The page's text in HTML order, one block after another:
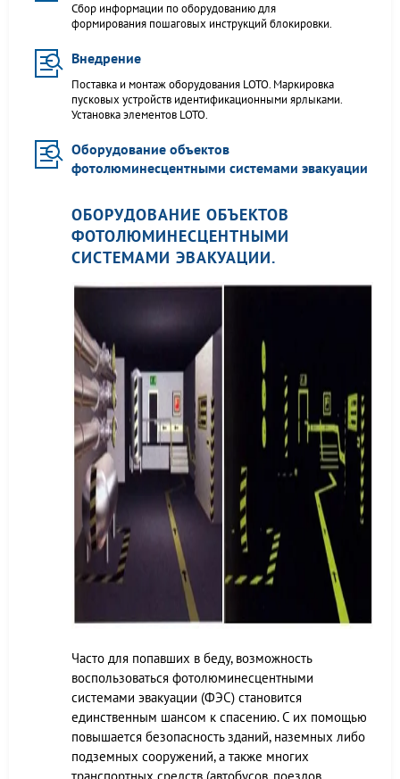
Сбор информации по оборудованию для
формирования пошаговых инструкций блокировки.
Внедрение
Поставка и монтаж оборудования LOTO. Маркировка
пусковых устройств идентификационными ярлыками.
Установка элементов LOTO.
Оборудование объектов
фотолюминесцентными системами эвакуации
ОБОРУДОВАНИЕ ОБЪЕКТОВ
ФОТОЛЮМИНЕСЦЕНТНЫМИ
СИСТЕМАМИ ЭВАКУАЦИИ.
Часто для попавших в беду, возможность
воспользоваться фотолюминесцентными
системами эвакуации (ФЭС) становится
единственным шансом к спасению. С их помощью
повышается безопасность зданий, наземных либо
подземных сооружений, а также многих